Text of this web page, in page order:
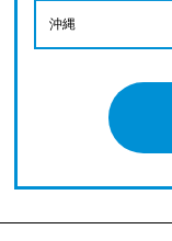
沖縄